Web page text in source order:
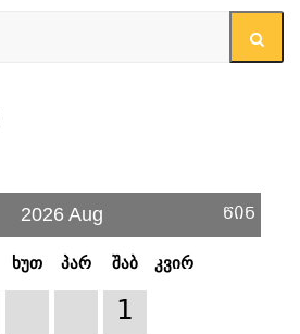
2026 Aug წინ
ხუთ პარ შაბ კვირ
1